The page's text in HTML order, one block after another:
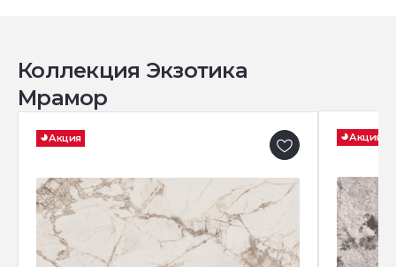
Коллекция Экзотика
Мрамор
Акция Акция